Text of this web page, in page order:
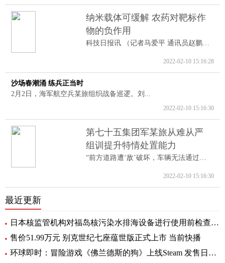
纳米载体可缓解 农药对靶标作
物的负作用
2022-02-10 15:16:28
沙场春潮涌 练兵正当时
2月2日，海军航空兵某旅组织战备巡逻。刘...
2022-02-10 15:16:30
第七十五集团军某旅从难从严
组训提升特情处置能力
2022-02-10 15:16:30
最近更新
日本核监管机构对福岛核污染水排海设备进行使用前检查_速递
售价51.99万元 别克世纪七座蕴世版正式上市 当前快播
环球即时：冒险游戏《佛兰德斯的狗》上线Steam 发售日期待定